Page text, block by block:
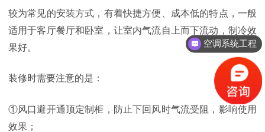
较为常见的安装方式，有着快捷方便、成本低的特点，一般
适用于客厅餐厅和卧室，让室内气流自上而下流动，制冷效
果好。
装修时需要注意的是：
①风口避开通顶定制柜，防止下回风时气流受阻，影响使用
效果；
空调系统工程